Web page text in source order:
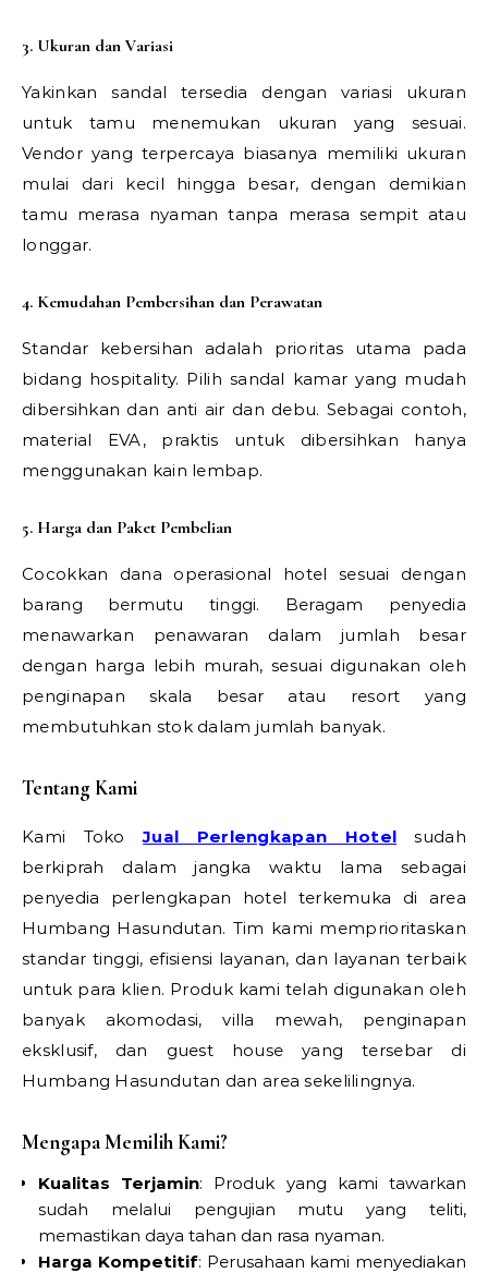
3. Ukuran dan Variasi
Yakinkan sandal tersedia dengan variasi ukuran
untuk tamu menemukan ukuran yang sesuai.
Vendor yang terpercaya biasanya memiliki ukuran
mulai dari kecil hingga besar, dengan demikian
tamu merasa nyaman tanpa merasa sempit atau
longgar.
4. Kemudahan Pembersihan dan Perawatan
Standar kebersihan adalah prioritas utama pada
bidang hospitality. Pilih sandal kamar yang mudah
dibersihkan dan anti air dan debu. Sebagai contoh,
material EVA, praktis untuk dibersihkan hanya
menggunakan kain lembap.
5. Harga dan Paket Pembelian
Cocokkan dana operasional hotel sesuai dengan
barang bermutu tinggi. Beragam penyedia
menawarkan penawaran dalam jumlah besar
dengan harga lebih murah, sesuai digunakan oleh
penginapan skala besar atau resort yang
membutuhkan stok dalam jumlah banyak.
Tentang Kami
Kami TokoJual Perlengkapan Hotel sudah
berkiprah dalam jangka waktu lama sebagai
penyedia perlengkapan hotel terkemuka di area
Humbang Hasundutan. Tim kami memprioritaskan
standar tinggi, efisiensi layanan, dan layanan terbaik
untuk para klien. Produk kami telah digunakan oleh
banyak akomodasi, villa mewah, penginapan
eksklusif, dan guest house yang tersebar di
Humbang Hasundutan dan area sekelilingnya.
Mengapa Memilih Kami?
Kualitas Terjamin: Produk yang kami tawarkan
sudah melalui pengujian mutu yang teliti,
memastikan daya tahan dan rasa nyaman.
Harga Kompetitif: Perusahaan kami menyediakan